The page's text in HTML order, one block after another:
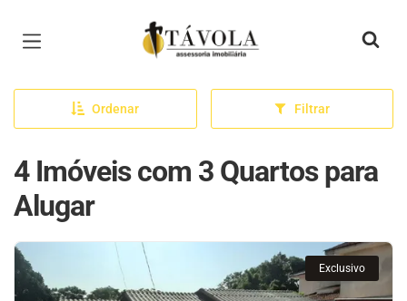
Página inicial
Ordenar Filtrar
4 Imóveis com 3 Quartos para
Alugar
Exclusivo